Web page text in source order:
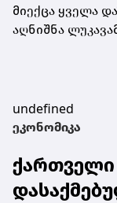
მიექცა ყველა
აღნიშნა
undefined
ეკონომიკა
ქართველი